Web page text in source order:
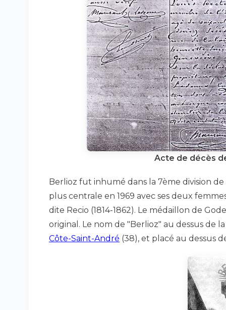
Acte de décès
Berlioz fut inhumé dans la 7ème division
plus centrale en 1969 avec ses deux
dite Recio (1814-1862). Le médaillon de
original. Le nom de "Berlioz" au dessus de
Côte-Saint-André (38), et placé au dessus